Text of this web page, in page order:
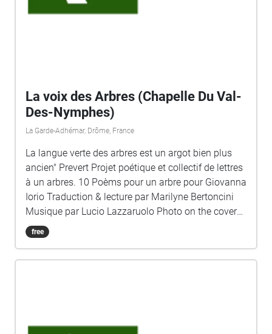
La voix des Arbres (Chapelle Du Val-
Des-Nymphes)
La Garde-Adhémar, Drôme, France
La langue verte des arbres est un argot bien plus
ancien" Prevert Projet poétique et collectif de lettres
à un arbres. 10 Poèms pour un arbre pour Giovanna
Iorio Traduction & lecture par Marilyne Bertoncini
Musique par Lucio Lazzaruolo Photo on the cover
Marilyne Bertoncini
free